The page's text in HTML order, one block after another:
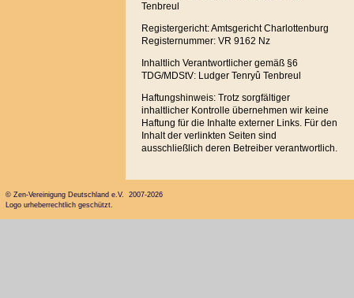
Tenbreul
Registergericht: Amtsgericht Charlottenburg
Registernummer: VR 9162 Nz
Inhaltlich Verantwortlicher gemäß §6
TDG/MDStV: Ludger Tenryû Tenbreul
Haftungshinweis: Trotz sorgfältiger
inhaltlicher Kontrolle übernehmen wir keine
Haftung für die Inhalte externer Links. Für den
Inhalt der verlinkten Seiten sind
ausschließlich deren Betreiber verantwortlich.
© Zen-Vereinigung Deutschland e.V. 2007-2026
Logo urheberrechtlich geschützt.